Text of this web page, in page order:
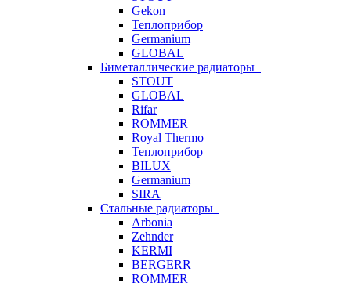
Gekon
Теплоприбор
Germanium
GLOBAL
Биметаллические радиаторы
STOUT
GLOBAL
Rifar
ROMMER
Royal Thermo
Теплоприбор
BILUX
Germanium
SIRA
Стальные радиаторы
Arbonia
Zehnder
KERMI
BERGERR
ROMMER